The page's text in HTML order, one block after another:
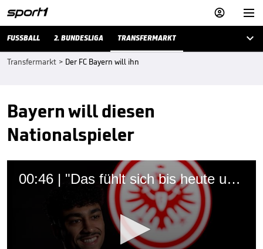


FUSSBALL 2. BUNDESLIGA TRANSFERMARKT 
Transfermarkt > Der FC Bayern will ihn
Bayern will diesen
Nationalspieler
00:46 | "Das fühlt sich bis heute unreal an"